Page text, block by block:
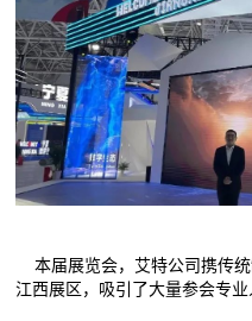
本届展览会，艾特公司携传
江西展区，吸引了大量参会专业